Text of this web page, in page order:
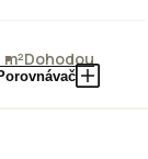
Dohodou